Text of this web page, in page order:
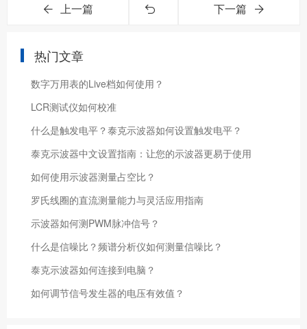
上一篇 下一篇
热门文章
数字万用表的Live档如何使用？
LCR测试仪如何校准
什么是触发电平？泰克示波器如何设置触发电平？
泰克示波器中文设置指南：让您的示波器更易于使用
如何使用示波器测量占空比？
罗氏线圈的直流测量能力与灵活应用指南
示波器如何测PWM脉冲信号？
什么是信噪比？频谱分析仪如何测量信噪比？
泰克示波器如何连接到电脑？
如何调节信号发生器的电压有效值？